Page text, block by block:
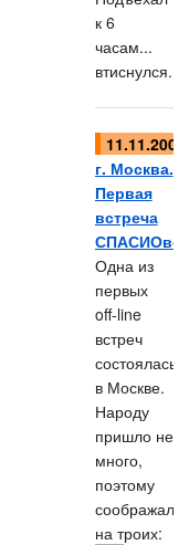
к 6
часам...
втиснулся...
11.11.2005
г. Москва.
Первая
встреча
Одна из
первых
off-line
встреч
состоялась
в Москве.
Народу
пришло не
много,
поэтому
соображали
на троих: